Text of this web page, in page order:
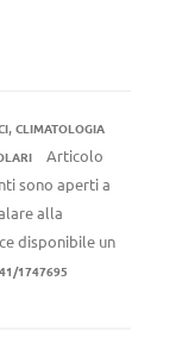
, CLIMATOLOGIA
Articolo
sono aperti a
alla
disponibile un
1747695